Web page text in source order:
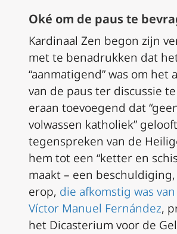
Oké om de paus te
Kardinaal Zen begon zijn
met te benadrukken dat
“aanmatigend” was om het
van de paus ter discussie
eraan toevoegend dat
volwassen katholiek”
tegenspreken van de
hem tot een “ketter en
maakt – een
erop, die afkomstig was
Víctor Manuel Fernández,
het Dicasterium voor de